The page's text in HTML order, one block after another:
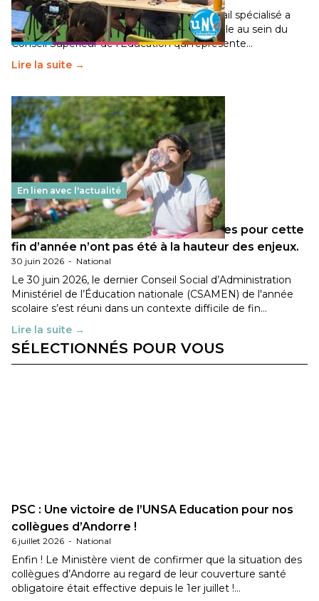
Pendant plusieurs mois, un groupe de travail spécialisé a
travaillé sur la transition écologique de l’Ecole au sein du
Conseil Supérieur de l’Éducation qui représente…
Lire la suite →
En lien avec l'actualité
Les décisions ministérielles attendues pour cette
fin d’année n’ont pas été à la hauteur des enjeux.
30 juin 2026 - National
Le 30 juin 2026, le dernier Conseil Social d’Administration
Ministériel de l’Éducation nationale (CSAMEN) de l'année
scolaire s’est réuni dans un contexte difficile de fin…
Lire la suite →
SÉLECTIONNÉS POUR VOUS
PSC : Une victoire de l’UNSA Education pour nos
collègues d’Andorre !
6 juillet 2026 - National
Enfin ! Le Ministère vient de confirmer que la situation des
collègues d’Andorre au regard de leur couverture santé
obligatoire était effective depuis le 1er juillet !…